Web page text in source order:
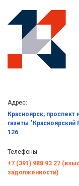
Адрес:
Красноярск, проспект
газеты "Красноярский
126
Телефоны:
+7 (391) 988 93 27
задолженности)